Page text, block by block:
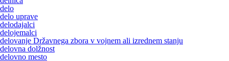
delo
delo uprave
delodajalci
delojemalci
delovanje Državnega zbora v vojnem ali izrednem stanju
delovna dolžnost
delovno mesto